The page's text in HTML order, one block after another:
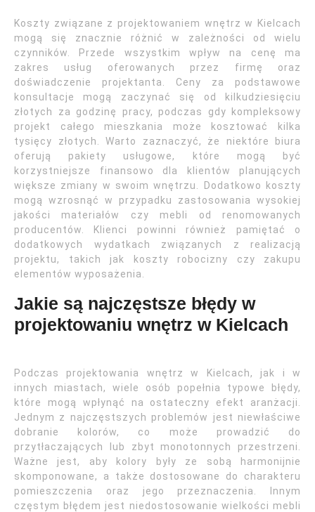
Koszty związane z projektowaniem wnętrz w Kielcach
mogą się znacznie różnić w zależności od wielu
czynników. Przede wszystkim wpływ na cenę ma
zakres usług oferowanych przez firmę oraz
doświadczenie projektanta. Ceny za podstawowe
konsultacje mogą zaczynać się od kilkudziesięciu
złotych za godzinę pracy, podczas gdy kompleksowy
projekt całego mieszkania może kosztować kilka
tysięcy złotych. Warto zaznaczyć, że niektóre biura
oferują pakiety usługowe, które mogą być
korzystniejsze finansowo dla klientów planujących
większe zmiany w swoim wnętrzu. Dodatkowo koszty
mogą wzrosnąć w przypadku zastosowania wysokiej
jakości materiałów czy mebli od renomowanych
producentów. Klienci powinni również pamiętać o
dodatkowych wydatkach związanych z realizacją
projektu, takich jak koszty robocizny czy zakupu
elementów wyposażenia.
Jakie są najczęstsze błędy w
projektowaniu wnętrz w Kielcach
Podczas projektowania wnętrz w Kielcach, jak i w
innych miastach, wiele osób popełnia typowe błędy,
które mogą wpłynąć na ostateczny efekt aranżacji.
Jednym z najczęstszych problemów jest niewłaściwe
dobranie kolorów, co może prowadzić do
przytłaczających lub zbyt monotonnych przestrzeni.
Ważne jest, aby kolory były ze sobą harmonijnie
skomponowane, a także dostosowane do charakteru
pomieszczenia oraz jego przeznaczenia. Innym
częstym błędem jest niedostosowanie wielkości mebli